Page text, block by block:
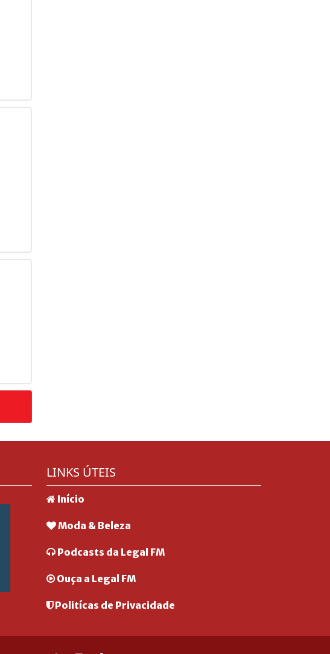
LINKS ÚTEIS
Início
Moda & Beleza
Podcasts da Legal FM
Ouça a Legal FM
Politícas de Privacidade